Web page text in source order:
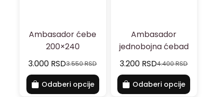
Ambasador ćebe
200×240
3.550RSD
3.000 RSD
Odaberi opcije
Ambasador
jednobojna ćebad
4.400RSD
3.200 RSD
Odaberi opcije